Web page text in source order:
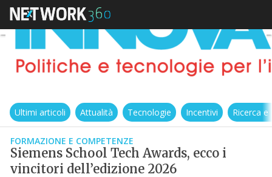
Ultimi articoli Attualità Tecnologie Incentivi Ricerca
FORMAZIONE E COMPETENZE
Siemens School Tech Awards, ecco i
vincitori dell’edizione 2026